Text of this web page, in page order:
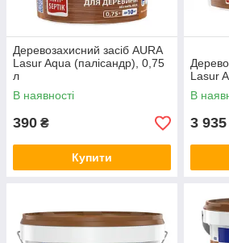
Деревозахисний засіб AURA
Lasur Aqua (палісандр), 0,75
л
В наявності
390 ₴
Купити
Lasur
В
3 935